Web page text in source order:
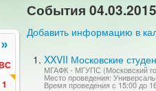
»
1
События 04.03.2015
Добавить информацию в
XXVII Московские
МГАФК - МГУПС (Московский
Место проведения:
Время проведения с 15:00 до